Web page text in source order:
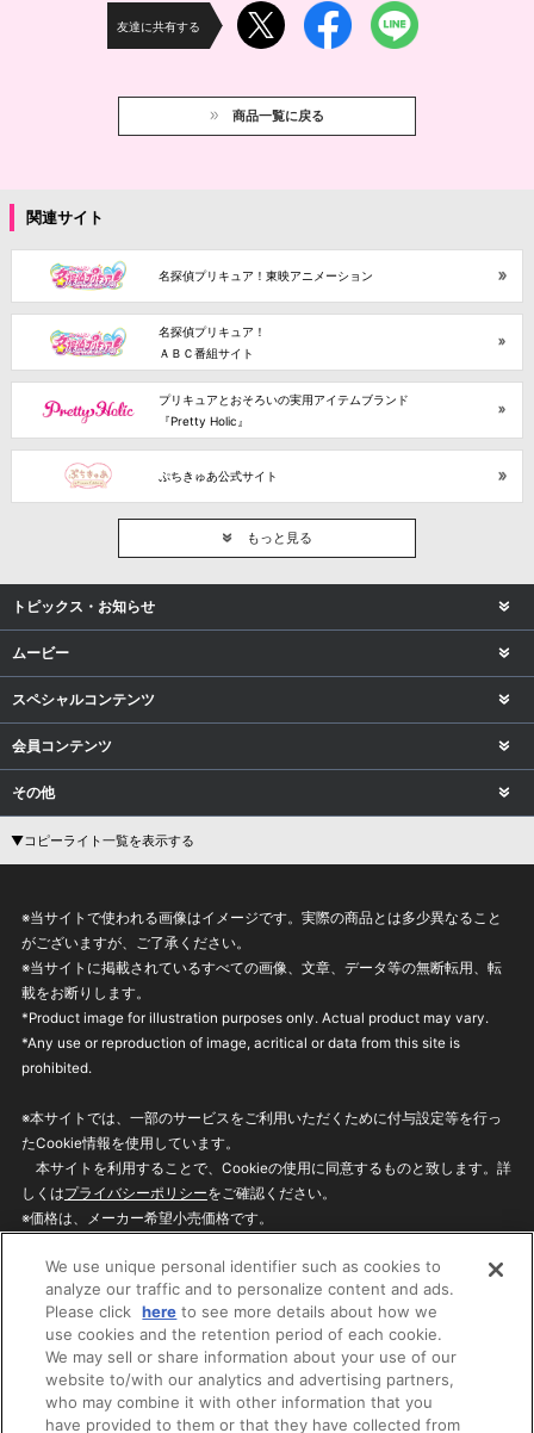
友達に共有する
商品一覧に戻る
関連サイト
名探偵プリキュア！東映アニメーション
名探偵プリキュア！
ＡＢＣ番組サイト
プリキュアとおそろいの実用アイテムブランド
『Pretty Holic』
ぷちきゅあ公式サイト
もっと見る
トピックス・お知らせ
ムービー
スペシャルコンテンツ
会員コンテンツ
その他
▼コピーライト一覧を表示する
※当サイトで使われる画像はイメージです。実際の商品とは多少異なること
がございますが、ご了承ください。
※当サイトに掲載されているすべての画像、文章、データ等の無断転用、転
載をお断りします。
*Product image for illustration purposes only. Actual product may vary.
*Any use or reproduction of image, acritical or data from this site is
prohibited.
※本サイトでは、一部のサービスをご利用いただくために付与設定等を行っ
たCookie情報を使用しています。
本サイトを利用することで、Cookieの使用に同意するものと致します。詳
しくはプライバシーポリシーをご確認ください。
※価格は、メーカー希望小売価格です。
ざいますのでご了承ください。
privacypolicy
Do Not Sell or Share My
Personal Information
ウェブサイトご利用条件
ソーシャルメディアポリシー
個人情報保護方針
お問い合わせ
We use unique personal identifier such as cookies to
analyze our traffic and to personalize content and ads.
Please click here to see more details about how we
use cookies and the retention period of each cookie.
We may sell or share information about your use of our
website to/with our analytics and advertising partners,
who may combine it with other information that you
have provided to them or that they have collected from